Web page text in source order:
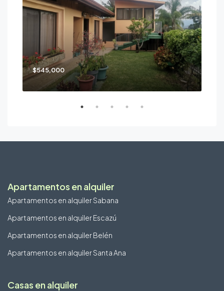
$545,000
Apartamentos en alquiler
Apartamentos en alquiler Sabana
Apartamentos en alquiler Escazú
Apartamentos en alquiler Belén
Apartamentos en alquiler Santa Ana
Casas en alquiler